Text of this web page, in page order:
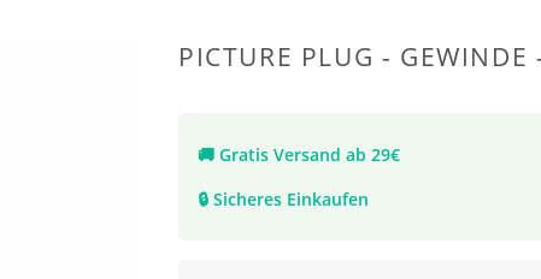
PICTURE PLUG - GEWINDE
🚚 Gratis Versand ab 29€
🔒 Sicheres Einkaufen